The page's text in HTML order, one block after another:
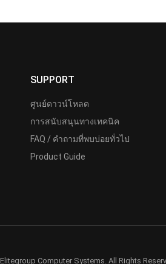
SUPPORT
ศูนย์ดาวน์โหลด
การสนับสนุนทางเทคนิค
FAQ / คำถามที่พบบ่อยทั่วไป
Product Guide
Computer Systems. All Rights